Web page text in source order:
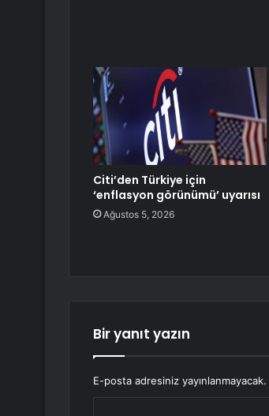
Citi’den Türkiye için
‘enflasyon görünümü’ uyarısı
Ağustos 5, 2026
Bir yanıt yazın
E-posta adresiniz yayınlanmayacak.